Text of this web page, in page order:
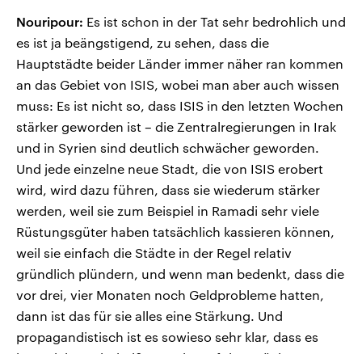
Nouripour: Es ist schon in der Tat sehr bedrohlich und
es ist ja beängstigend, zu sehen, dass die
Hauptstädte beider Länder immer näher ran kommen
an das Gebiet von ISIS, wobei man aber auch wissen
muss: Es ist nicht so, dass ISIS in den letzten Wochen
stärker geworden ist – die Zentralregierungen in Irak
und in Syrien sind deutlich schwächer geworden.
Und jede einzelne neue Stadt, die von ISIS erobert
wird, wird dazu führen, dass sie wiederum stärker
werden, weil sie zum Beispiel in Ramadi sehr viele
Rüstungsgüter haben tatsächlich kassieren können,
weil sie einfach die Städte in der Regel relativ
gründlich plündern, und wenn man bedenkt, dass die
vor drei, vier Monaten noch Geldprobleme hatten,
dann ist das für sie alles eine Stärkung. Und
propagandistisch ist es sowieso sehr klar, dass es